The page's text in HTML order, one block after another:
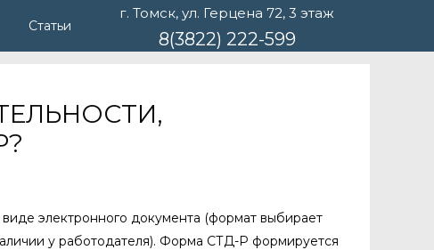
Статьи
г. Томск, ул. Герцена 72, 3 этаж
8(3822) 222-599
электронного документа (формат выбирает
у работодателя). Форма СТД-Р формируется